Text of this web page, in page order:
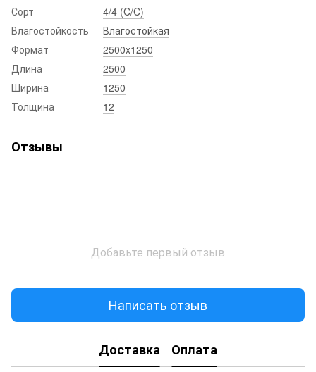
Сорт
4/4 (C/C)
Влагостойкость
Влагостойкая
Формат
2500x1250
Длина
2500
Ширина
1250
Толщина
12
Отзывы
Добавьте первый отзыв
Написать отзыв
Доставка Оплата